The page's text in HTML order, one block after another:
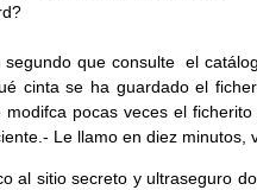
segundo que consulte el
cinta se ha guardado el
modifca pocas veces el
Le llamo en diez minutos,
al sitio secreto y ultraseguro